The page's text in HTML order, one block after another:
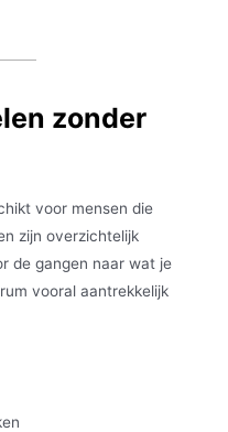
zonder
voor mensen die
zijn overzichtelijk
de gangen naar wat je
vooral aantrekkelijk